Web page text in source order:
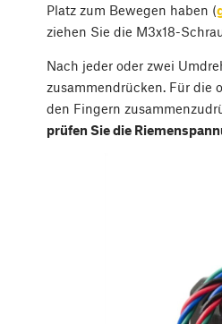
Platz zum Bewegen haben (
ziehen Sie die M3x18-
Nach jeder oder zwei
zusammendrücken. Für die
den Fingern
prüfen Sie die